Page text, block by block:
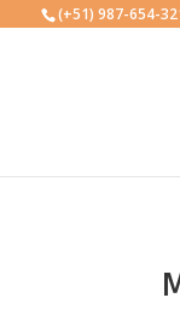
(+51) 987-654-